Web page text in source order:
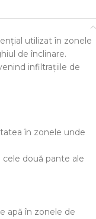
utilizat în zonele
de înclinare.
infiltrațiile de
în zonele unde
cele două pante ale
apă în zonele de